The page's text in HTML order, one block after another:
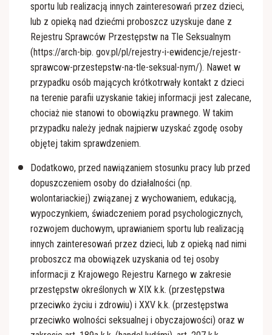
sportu lub realizacją innych zainteresowań przez dzieci,
lub z opieką nad dziećmi proboszcz uzyskuje dane z
Rejestru Sprawców Przestępstw na Tle Seksualnym
(https://arch-bip. gov.pl/pl/rejestry-i-ewidencje/rejestr-
sprawcow-przestepstw-na-tle-seksual-nym/). Nawet w
przypadku osób mających krótkotrwały kontakt z dzieci
na terenie parafii uzyskanie takiej informacji jest zalecane,
chociaż nie stanowi to obowiązku prawnego. W takim
przypadku należy jednak najpierw uzyskać zgodę osoby
objętej takim sprawdzeniem.
Dodatkowo, przed nawiązaniem stosunku pracy lub przed
dopuszczeniem osoby do działalności (np.
wolontariackiej) związanej z wychowaniem, edukacją,
wypoczynkiem, świadczeniem porad psychologicznych,
rozwojem duchowym, uprawianiem sportu lub realizacją
innych zainteresowań przez dzieci, lub z opieką nad nimi
proboszcz ma obowiązek uzyskania od tej osoby
informacji z Krajowego Rejestru Karnego w zakresie
przestępstw określonych w XIX k.k. (przestępstwa
przeciwko życiu i zdrowiu) i XXV k.k. (przestępstwa
przeciwko wolności seksualnej i obyczajowości) oraz w